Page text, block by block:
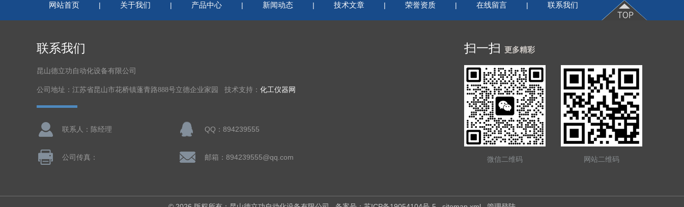
网站首页 | 关于我们 | 产品中心 | 新闻动态 | 技术文章 | 荣誉资质 | 在线留言 | 联系我们
联系我们
昆山德立功自动化设备有限公司
公司地址：江苏省昆山市花桥镇蓬青路888号立德企业家园 技术支持： 化工仪器网
联系人：陈经理 QQ：894239555
公司传真： 邮箱：894239555@qq.com
扫一扫 更多精彩
微信二维码 网站二维码